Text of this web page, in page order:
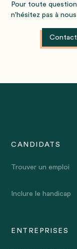
Pour toute
n'hésitez pas à
CANDIDATS
Trouver un emploi
Inclure le handicap
ENTREPRISES